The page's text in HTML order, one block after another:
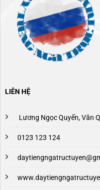
LIÊN HỆ
Lương Ngọc Quyến, Văn
0123 123 124